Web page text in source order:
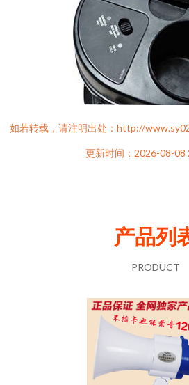
如若转载，请注明出处：http://
更新时间：2026-08-08
产品列
PRODUCT